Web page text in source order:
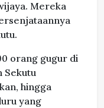
Mereka
orang gugur di
Sekutu
hingga
yang